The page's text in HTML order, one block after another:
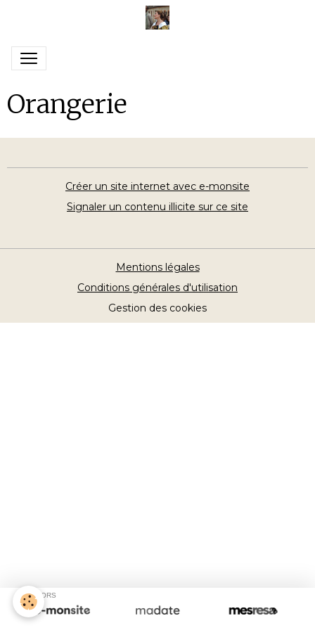
Orangerie
Créer un site internet avec e-monsite
Signaler un contenu illicite sur ce site
Mentions légales
Conditions générales d'utilisation
Gestion des cookies
SPONSORS